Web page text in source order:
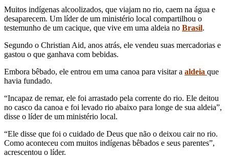
Muitos indígenas alcoolizados, que viajam no rio, caem na água e
desaparecem. Um líder de um ministério local compartilhou o
testemunho de um cacique, que vive em uma aldeia no Brasil.
Segundo o Christian Aid, anos atrás, ele vendeu suas mercadorias e
gastou o que ganhava com bebidas.
Embora bêbado, ele entrou em uma canoa para visitar a aldeia que
havia fundado.
“Incapaz de remar, ele foi arrastado pela corrente do rio. Ele deitou
no casco da canoa e foi levado rio abaixo para longe de sua aldeia”,
disse o líder de um ministério local.
“Ele disse que foi o cuidado de Deus que não o deixou cair no rio.
Como aconteceu com muitos indígenas bêbados e seus parentes”,
acrescentou o líder.